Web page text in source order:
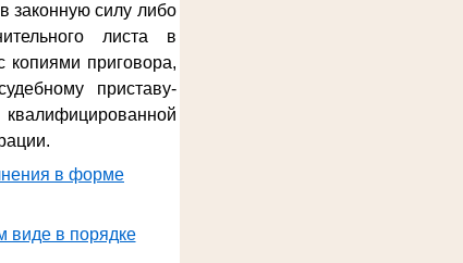
законную силу либо
листа в
копиями приговора,
приставу-
в форме
виде в порядке